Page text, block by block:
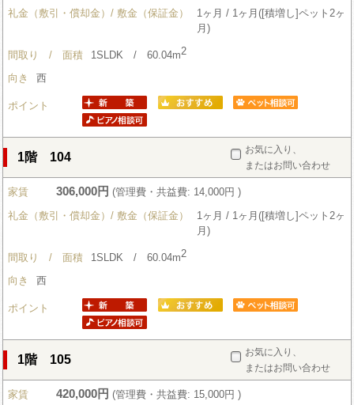
礼金（敷引・償却金）/ 敷金（保証金）
1ヶ月 / 1ヶ月([積増し]ペット2ヶ
月)
間取り / 面積 1SLDK / 60.04m2
向き 西
ポイント
お気に入り、
またはお問い合わせ
1階 104
家賃 306,000円 (管理費・共益費: 14,000円 )
礼金（敷引・償却金）/ 敷金（保証金）
1ヶ月 / 1ヶ月([積増し]ペット2ヶ
月)
間取り / 面積 1SLDK / 60.04m2
向き 西
ポイント
お気に入り、
またはお問い合わせ
1階 105
家賃 420,000円 (管理費・共益費: 15,000円 )